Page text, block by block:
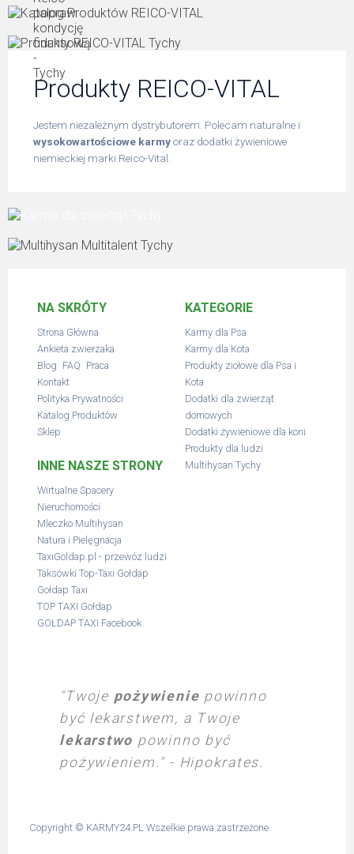
Produkty REICO-VITAL
Jestem niezależnym dystrybutorem. Polecam naturalne i
wysokowartościowe karmyoraz dodatki żywieniowe
niemieckiej marki Reico-Vital.
NA SKRÓTY
Strona Główna
Ankieta zwierzaka
Blog FAQ Praca
Kontakt
Polityka Prywatności
Katalog Produktów
Sklep
INNE NASZE STRONY
Wirtualne Spacery
Nieruchomości
Mleczko Multihysan
Natura i Pielęgnacja
TaxiGoldap.pl - przewóz ludzi
Taksówki Top-Taxi Gołdap
Gołdap Taxi
TOP TAXI Gołdap
GOŁDAP TAXI Facebook
KATEGORIE
Karmy dla Psa
Karmy dla Kota
Produkty ziołowe dla Psa i
Kota
Dodatki dla zwierząt
domowych
Dodatki żywieniowe dla koni
Produkty dla ludzi
Multihysan Tychy
"Twoje pożywienie powinno
być lekarstwem, a Twoje
lekarstwo powinno być
pożywieniem." - Hipokrates.
Copyright © KARMY24.PL Wszelkie prawa zastrzeżone.